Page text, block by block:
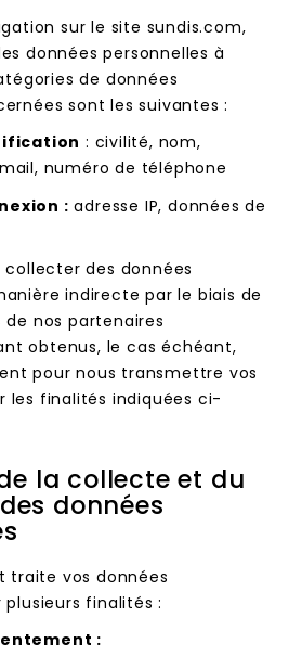
sur le site sundis.com,
données personnelles à
de données
sont les suivantes :
: civilité, nom,
numéro de téléphone
: adresse IP, données de
collecter des données
indirecte par le biais de
nos partenaires
obtenus, le cas échéant,
pour nous transmettre vos
les finalités indiquées ci-
la collecte et du
données
traite vos données
finalités :
: